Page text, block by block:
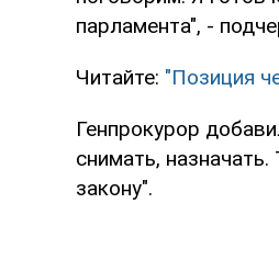
парламента", -
Читайте: "Позиция
Генпрокурор
снимать,
закону".